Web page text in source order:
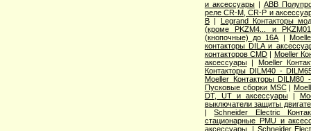
и аксессуары| ABB
реле CR-M, CR-P и
B| Legrand Контакторы
(кроме PKZM4... и
(кнопочные) до 16А |
контакторы DILA и
контакторов CMD | Moeller
аксессуары| Moeller
Контакторы DILM40 -
Moeller Контакторы DILM80
Пусковые сборки MSC|
DT, UT и аксессуары|
выключатели защиты
|Schneider Electric
стационарные PMU и
аксессуары.
| Schneider